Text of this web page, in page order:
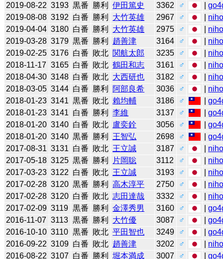
2019-08-22 3193 黒番 勝利 伊田篤史 3362 ♂ |
2019-08-08 3192 白番 勝利 大竹英雄 2967 ♂
2019-04-04 3180 白番 勝利 大竹英雄 2975 ♂
2019-03-28 3179 黒番 勝利 趙善津 3164 ♂
2019-02-25 3176 白番 敗北 関航太郎 3235 ♂
2018-11-17 3165 白番 敗北 鶴田和志 3161 ♂
2018-04-30 3148 白番 敗北 大西研也 3182 ♂
2018-03-05 3144 白番 勝利 阿部良希 3036 ♂
2018-01-23 3141 黒番 敗北 賴均輔 3186 ♂ |
2018-01-23 3141 白番 勝利 李維 3137 ♂ |
2018-01-20 3140 白番 敗北 盧奕銓 3056 ♂ |
2018-01-20 3140 黒番 勝利 王智弘 2698 ♂ |
2017-08-31 3131 白番 敗北 王立誠 3187 ♂
2017-05-18 3125 黒番 勝利 片岡聡 3112 ♂
2017-03-23 3122 白番 敗北 王立誠 3193 ♂
2017-02-28 3120 黒番 勝利 高木淳平 2750 ♂
2017-02-28 3120 白番 敗北 志田達哉 3332 ♂
2017-02-09 3119 黒番 勝利 金澤秀男 3160 ♂ |
2016-11-07 3113 黒番 勝利 大竹優 3087 ♂ |
2016-10-10 3110 黒番 敗北 平田智也 3249 ♂ |
2016-09-22 3109 白番 敗北 趙善津 3202 ♂
2016-08-22 3107 白番 勝利 堀本満成 3007 ♂ |